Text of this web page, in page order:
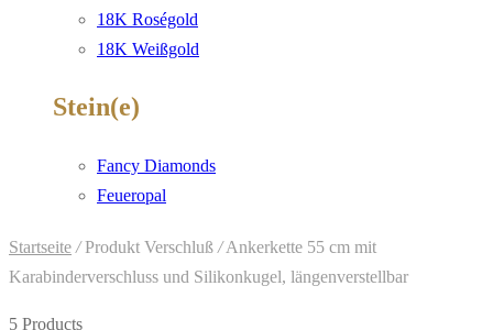
18K Roségold
18K Weißgold
Stein(e)
Fancy Diamonds
Feueropal
Startseite /Produkt Verschluß /Ankerkette 55 cm mit
Karabinderverschluss und Silikonkugel, längenverstellbar
5 Products